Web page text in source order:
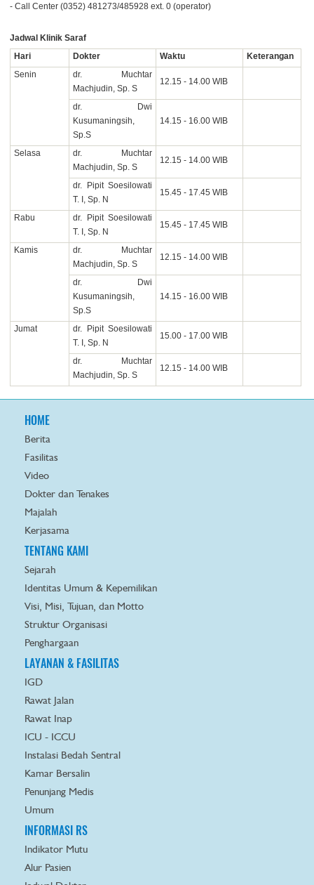
- Call Center (0352) 481273/485928 ext. 0 (operator)
Jadwal Klinik Saraf
Hari
Dokter Waktu
Keterangan
Senin
dr. Muchtar
Machjudin, Sp. S
12.15 - 14.00 WIB
dr. Dwi
Kusumaningsih,
Sp.S
14.15 - 16.00 WIB
Selasa
dr. Muchtar
Machjudin, Sp. S
12.15 - 14.00 WIB
dr. Pipit Soesilowati
T. I, Sp. N
15.45 - 17.45 WIB
Rabu
dr. Pipit Soesilowati
T. I, Sp. N
15.45 - 17.45 WIB
Kamis
dr. Muchtar
Machjudin, Sp. S
12.15 - 14.00 WIB
dr. Dwi
Kusumaningsih,
Sp.S
14.15 - 16.00 WIB
Jumat
dr. Pipit Soesilowati
T. I, Sp. N
15.00 - 17.00 WIB
dr. Muchtar
Machjudin, Sp. S
12.15 - 14.00 WIB
HOME
Berita
Fasilitas
Video
Dokter dan Tenakes
Majalah
Kerjasama
TENTANG KAMI
Sejarah
Identitas Umum & Kepemilikan
Visi, Misi, Tujuan, dan Motto
Struktur Organisasi
Penghargaan
LAYANAN & FASILITAS
IGD
Rawat Jalan
Rawat Inap
ICU - ICCU
Instalasi Bedah Sentral
Kamar Bersalin
Penunjang Medis
Umum
INFORMASI RS
Indikator Mutu
Alur Pasien